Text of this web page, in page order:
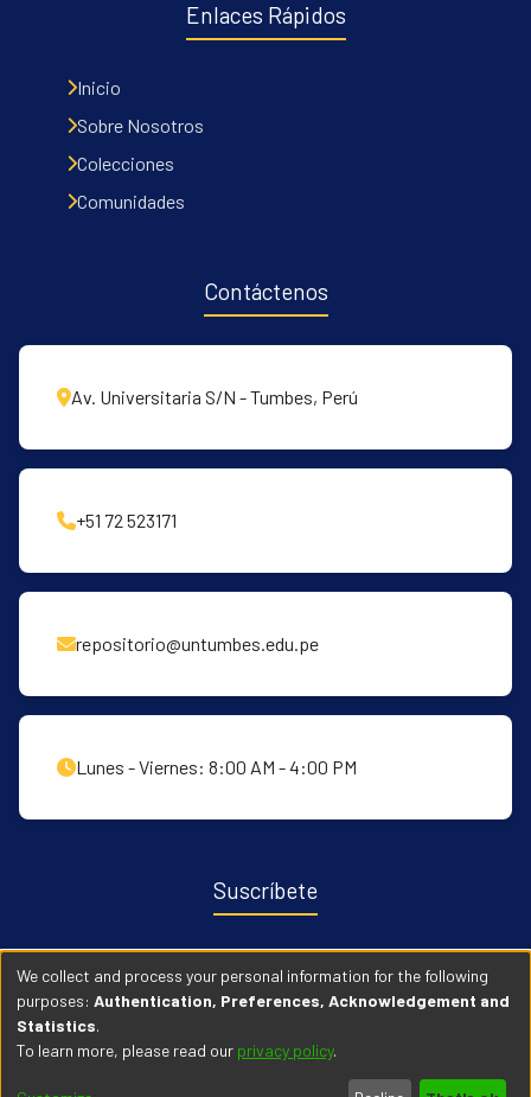
Enlaces Rápidos
Inicio
Sobre Nosotros
Colecciones
Comunidades
Contáctenos
Av. Universitaria S/N - Tumbes, Perú
+51 72 523171
repositorio@untumbes.edu.pe
Lunes - Viernes: 8:00 AM - 4:00 PM
Suscríbete
Recibe notificaciones sobre nuevas publicaciones y eventos
relacionados con el repositorio. ingresa Aqui →
We collect and process your personal information for the following
purposes: Authentication, Preferences, Acknowledgement and
Statistics.
To learn more, please read our privacy policy.